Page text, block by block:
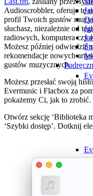
Audioscrobbler, oferuje tę
profil Twoich gustów
słuchasz, niezależnie od
radiowych, komputera czy
Możesz później odwiedzić
rekomendacje nowych
gustów muzycznych.
Możesz przesłać swoją
Evermusic i Flacbox za
pokażemy Ci, jak to zrobić.
Otwórz sekcję ‘Biblioteka
‘Szybki dostęp’. Dotknij